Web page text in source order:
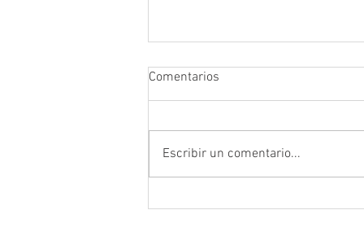
Comentarios
Escribir un comentario...